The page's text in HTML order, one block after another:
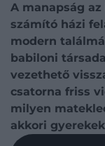
A manapság
számító házi
modern
babiloni
vezethető
csatorna friss
milyen
akkori